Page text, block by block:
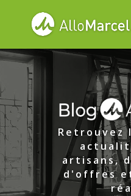
Retrouvez
artisans,
d'offres